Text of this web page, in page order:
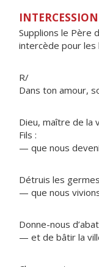
INTERCESSION
Supplions le Père
intercède pour les
R/
Dans ton amour,
Dieu, maître de la
Fils :
— que nous
Détruis les
— que nous
Donne-nous
— et de bâtir la